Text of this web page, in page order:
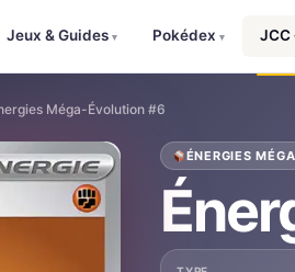
Jeux & Guides ▾ Pokédex ▾ JCC
Méga-Évolution #6
ÉNERGIES